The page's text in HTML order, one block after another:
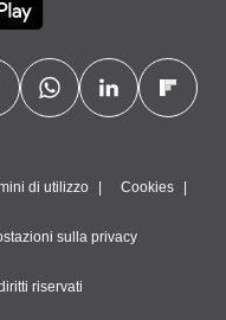
di utilizzo Cookies
sulla privacy
riservati